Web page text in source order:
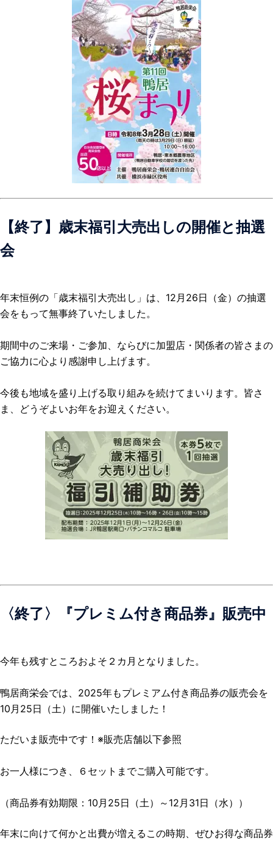
【終了】 歳末福引大売出しの開催と抽選
会
年末恒例の「歳末福引大売出し」は、12月26日（金）の抽選
会をもって無事終了いたしました。
期間中のご来場・ご参加、ならびに加盟店・関係者の皆さまの
ご協力に心より感謝申し上げます。
今後も地域を盛り上げる取り組みを続けてまいります。皆さ
ま、どうぞよいお年をお迎えください。
〈終了〉『プレミム付き商品券』販売中
今年も残すところおよそ２カ月となりました。
鴨居商栄会では、2025年もプレミアム付き商品券の販売会を
10月25日（土）に開催いたしました！
ただいま販売中です！※販売店舗以下参照
お一人様につき、６セットまでご購入可能です。
（商品券有効期限：10月25日（土）～12月31日（水））
年末に向けて何かと出費が増えるこの時期、ぜひお得な商品券